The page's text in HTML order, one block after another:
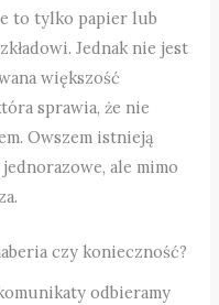
to tylko papier lub
Jednak nie jest
większość
sprawia, że nie
Owszem istnieją
ale mimo
czy konieczność?
odbieramy